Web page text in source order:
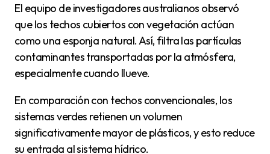
El equipo de investigadores australianos observó
que los techos cubiertos con vegetación actúan
como una esponja natural. Así, filtra las partículas
contaminantes transportadas por la atmósfera,
especialmente cuando llueve.
En comparación con techos convencionales, los
sistemas verdes retienen un volumen
significativamente mayor de plásticos, y esto reduce
su entrada al sistema hídrico.